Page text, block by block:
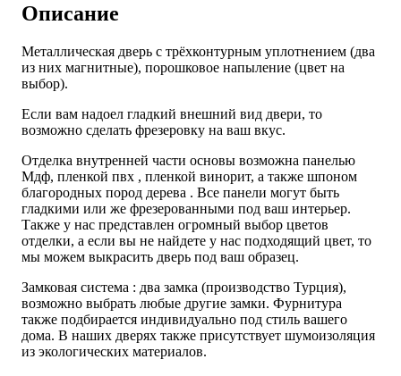
Описание
Металлическая дверь с трёхконтурным уплотнением (два
из них магнитные), порошковое напыление (цвет на
выбор).
Если вам надоел гладкий внешний вид двери, то
возможно сделать фрезеровку на ваш вкус.
Отделка внутренней части основы возможна панелью
Мдф, пленкой пвх , пленкой винорит, а также шпоном
благородных пород дерева . Все панели могут быть
гладкими или же фрезерованными под ваш интерьер.
Также у нас представлен огромный выбор цветов
отделки, а если вы не найдете у нас подходящий цвет, то
мы можем выкрасить дверь под ваш образец.
Замковая система : два замка (производство Турция),
возможно выбрать любые другие замки. Фурнитура
также подбирается индивидуально под стиль вашего
дома. В наших дверях также присутствует шумоизоляция
из экологических материалов.